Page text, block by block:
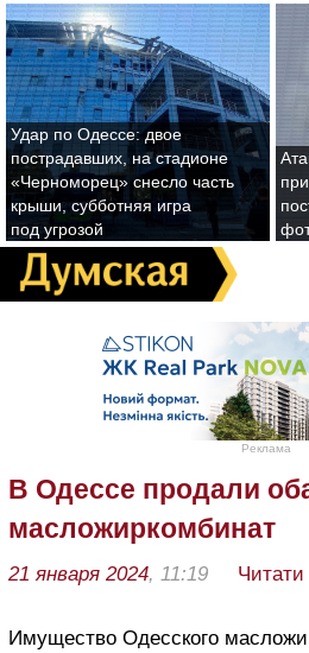
Удар по Одессе: двое
пострадавших, на стадионе
«Черноморец» снесло часть
крыши, субботняя игра
под угрозой
Реклама
В Одессе продали
масложиркомбинат
21 января 2024, 11:19 Читати
Имущество Одесского